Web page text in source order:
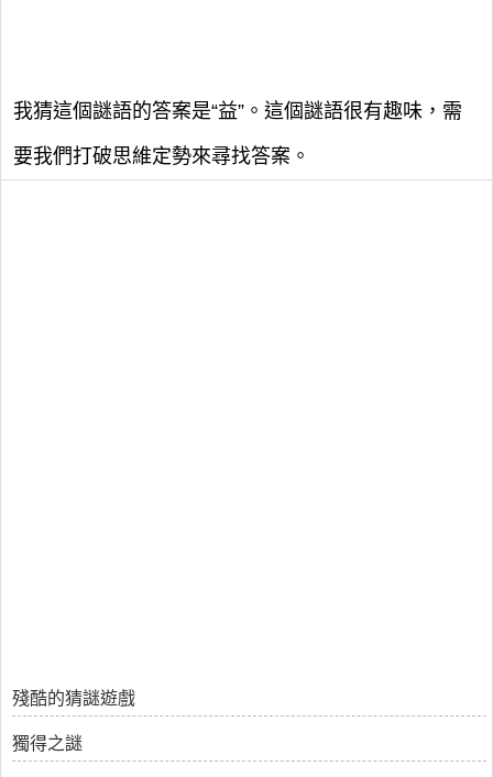
我猜這個謎語的答案是“益”。這個謎語很有趣味，需
要我們打破思維定勢來尋找答案。
殘酷的猜謎遊戲
獨得之謎